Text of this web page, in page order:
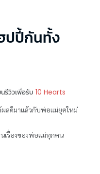
ปปี้กันทั้ง
นรีวิวเพื่อรับ 10 Hearts
ผลดีมาแล้วกับพ่อแม่ยุคใหม่
นเรื่องของพ่อแม่ทุกคน